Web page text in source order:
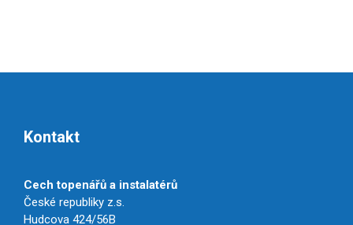
Kontakt
Cech topenářů a instalatérů
České republiky z.s.
Hudcova 424/56B